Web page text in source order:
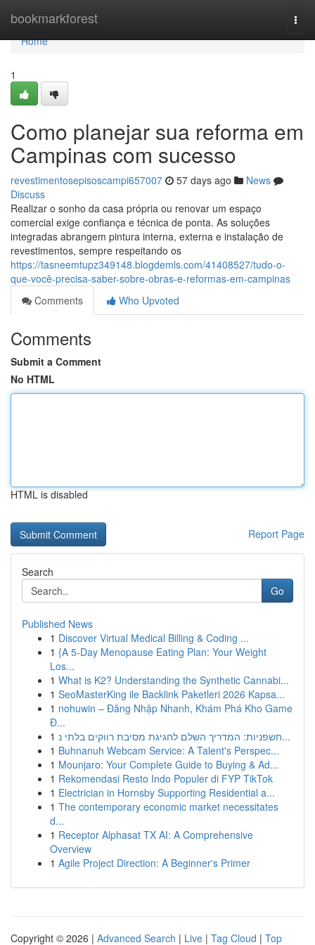
bookmarkforest
Home
Home
1
Como planejar sua reforma em
Campinas com sucesso
revestimentosepisoscampi657007 57 days ago
News
Discuss
Realizar o sonho da casa própria ou renovar um espaço
comercial exige confiança e técnica de ponta. As soluções
integradas abrangem pintura interna, externa e instalação de
revestimentos, sempre respeitando os
https://tasneemtupz349148.blogdemls.com/41408527/tudo-o-
que-você-precisa-saber-sobre-obras-e-reformas-em-campinas
Comments
Who Upvoted
Comments
Submit a Comment
No HTML
HTML is disabled
Report Page
Search
Go
Published News
1 Discover Virtual Medical Billing & Coding ...
1 {A 5-Day Menopause Eating Plan: Your Weight
Los...
1 What is K2? Understanding the Synthetic Cannabi...
1 SeoMasterKing ile Backlink Paketleri 2026 Kapsa...
1 nohuwin – Đăng Nhập Nhanh, Khám Phá Kho Game
Đ...
1
חשפניות: המדריך השלם לחגיגת מסיבת רווקים בלתי נ...
1 Buhnanuh Webcam Service: A Talent's Perspec...
1 Mounjaro: Your Complete Guide to Buying & Ad...
1 Rekomendasi Resto Indo Populer di FYP TikTok
1 Electrician in Hornsby Supporting Residential a...
1 The contemporary economic market necessitates
d...
1 Receptor Alphasat TX AI: A Comprehensive
Overview
1 Agile Project Direction: A Beginner's Primer
Copyright © 2026 | Advanced Search | Live | Tag Cloud | Top